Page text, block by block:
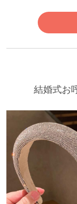
結婚式お